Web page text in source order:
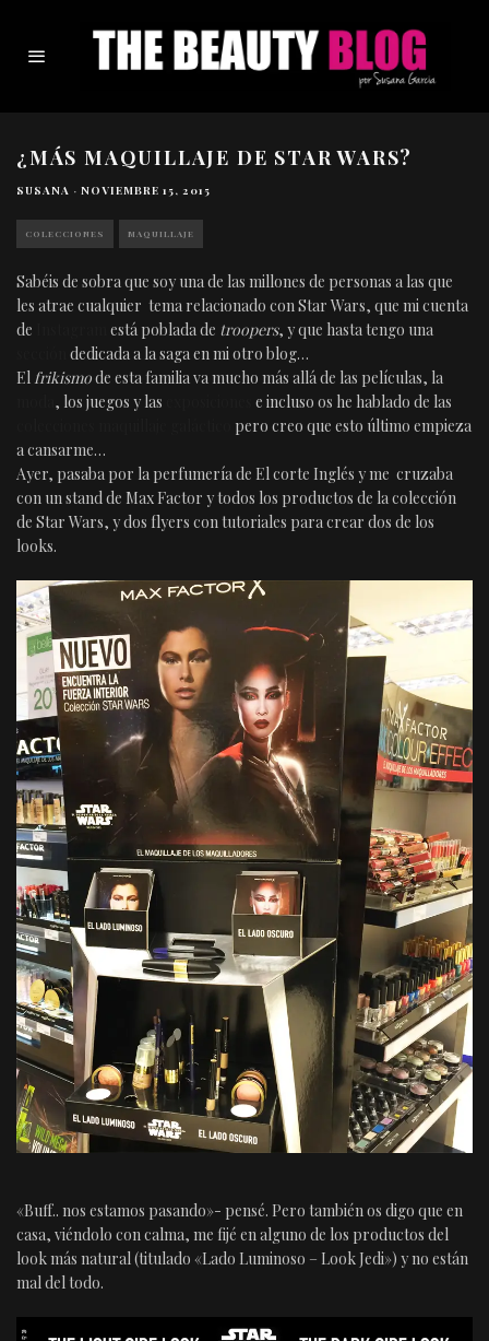
¿MÁS MAQUILLAJE DE STAR WARS?
SUSANA · NOVIEMBRE 15, 2015
COLECCIONES MAQUILLAJE
Sabéis de sobra que soy una de las millones de personas a las que
les atrae cualquier tema relacionado con Star Wars, que mi cuenta
de
está poblada de troopers, y que hasta tengo una
dedicada a la saga en mi otro blog…
Elfrikismode esta familia va mucho más allá de las películas, la
, los juegos y las
e incluso os he hablado de las
pero creo que esto último empieza
a cansarme…
Ayer, pasaba por la perfumería de El corte Inglés y me cruzaba
con un stand de Max Factor y todos los productos de la colección
de Star Wars, y dos flyers con tutoriales para crear dos de los
looks.
«Buff.. nos estamos pasando»- pensé. Pero también os digo que en
casa, viéndolo con calma, me fijé en alguno de los productos del
look más natural (titulado «Lado Luminoso – Look Jedi») y no están
mal del todo.